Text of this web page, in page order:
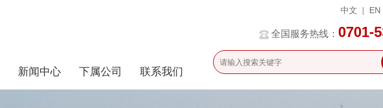
新闻中心 下属公司 联系我们
中文 | EN
全国服务热线： 0701-